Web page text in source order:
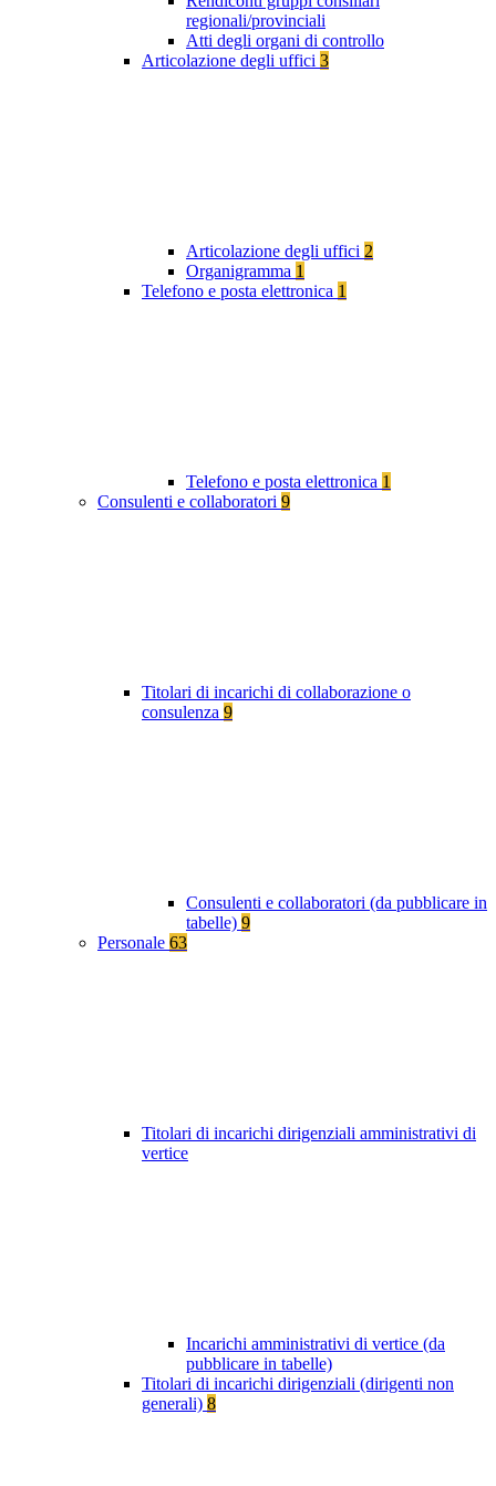
regionali/provinciali
Atti degli organi di controllo
Articolazione degli uffici 3
Articolazione degli uffici 2
Organigramma 1
Telefono e posta elettronica 1
Telefono e posta elettronica 1
Consulenti e collaboratori 9
Titolari di incarichi di collaborazione o
consulenza 9
Consulenti e collaboratori (da pubblicare in
tabelle) 9
Personale 63
Titolari di incarichi dirigenziali amministrativi di
vertice
Incarichi amministrativi di vertice (da
pubblicare in tabelle)
Titolari di incarichi dirigenziali (dirigenti non
generali) 8